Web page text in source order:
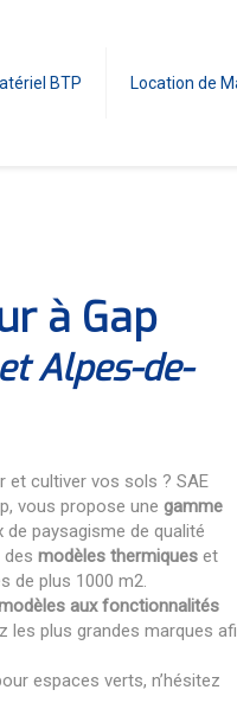
BTP Location de
à Gap
Alpes-de-
et cultiver vos sols ? SAE
vous propose unegamme
de paysagisme de qualité
desmodèles thermiques et
de plus 1000 m2.
aux fonctionnalités
les plus grandes marques
espaces verts, n’hésitez